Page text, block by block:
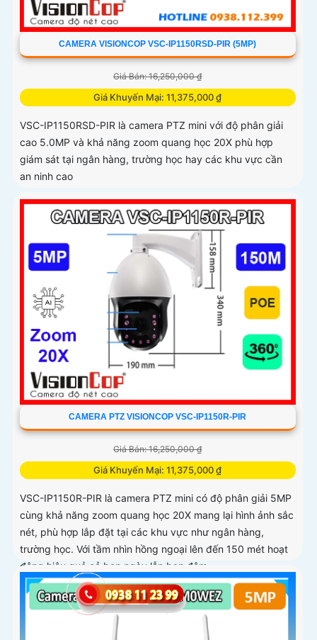
CAMERA VISIONCOP VSC-IP1150RSD-PIR (5MP)
Giá Bán: 16,250,000 ₫
Giá Khuyến Mại: 11,375,000 ₫
VSC-IP1150RSD-PIR là camera PTZ mini với độ phân giải
cao 5.0MP và khả năng zoom quang học 20X phù hợp
giám sát tại ngân hàng, trường học hay các khu vực cần
an ninh cao
CAMERA PTZ VISIONCOP VSC-IP1150R-PIR
Giá Bán: 16,250,000 ₫
Giá Khuyến Mại: 11,375,000 ₫
VSC-IP1150R-PIR là camera PTZ mini có độ phân giải 5MP
cùng khả năng zoom quang học 20X mang lại hình ảnh sắc
nét, phù hợp lắp đặt tại các khu vực như ngân hàng,
trường học. Với tầm nhìn hồng ngoại lên đến 150 mét hoạt
động hiệu quả cả ban ngày lẫn ban đêm